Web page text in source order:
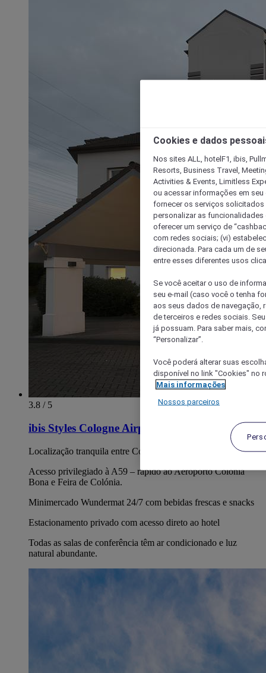
3.8 / 5
ibis Styles Cologne Airport Troisdorf
Localização tranquila entre Colónia e Bona
Acesso privilegiado à A59 – rápido ao Aeroporto Colónia
Bona e Feira de Colónia.
Minimercado Wundermat 24/7 com bebidas frescas e snacks
Estacionamento privado com acesso direto ao hotel
Todas as salas de conferência têm ar condicionado e luz
natural abundante.
Cookies e dados
Nos sites ALL, hotelF1, ibis,
Resorts, Business Travel,
Activities & Events, Limitless
ou acessar informações em
fornecer os serviços solicitados
personalizar as
oferecer um serviço de
com redes sociais; (vi)
direcionada. Para cada um de
entre esses diferentes usos
Se você aceitar o uso de
seu e-mail (caso você o tenha
aos seus dados de navegação,
de terceiros e redes sociais.
já possuam. Para saber mais,
“Personalizar”.
Você poderá alterar suas
disponível no link "Cookies" no
Mais informações
Nossos parceiros